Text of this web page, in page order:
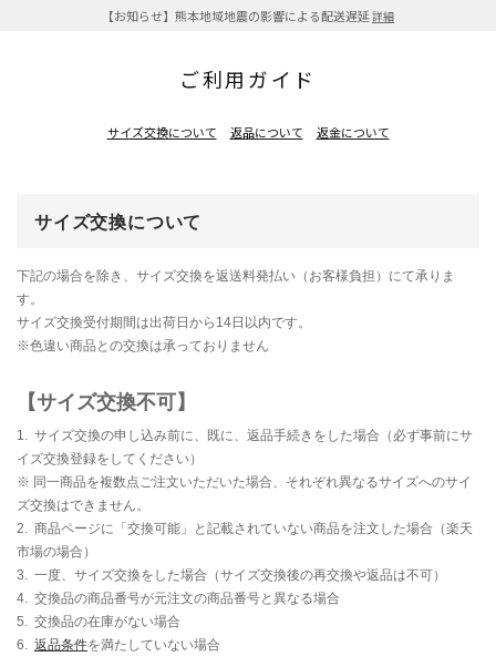
【お知らせ】熊本地域地震の影響による配送遅延詳細
ご利用ガイド
サイズ交換について 返品について 返金について
サイズ交換について
下記の場合を除き、サイズ交換を返送料発払い（お客様負担）にて承りま
す。
サイズ交換受付期間は出荷日から14日以内です。
※色違い商品との交換は承っておりません
【サイズ交換不可】
1. サイズ交換の申し込み前に、既に、返品手続きをした場合（必ず事前にサ
イズ交換登録をしてください）
※ 同一商品を複数点ご注文いただいた場合、それぞれ異なるサイズへのサイ
ズ交換はできません。
2. 商品ページに「交換可能」と記載されていない商品を注文した場合（楽天
市場の場合）
3. 一度、サイズ交換をした場合（サイズ交換後の再交換や返品は不可）
4. 交換品の商品番号が元注文の商品番号と異なる場合
5. 交換品の在庫がない場合
6. 返品条件を満たしていない場合